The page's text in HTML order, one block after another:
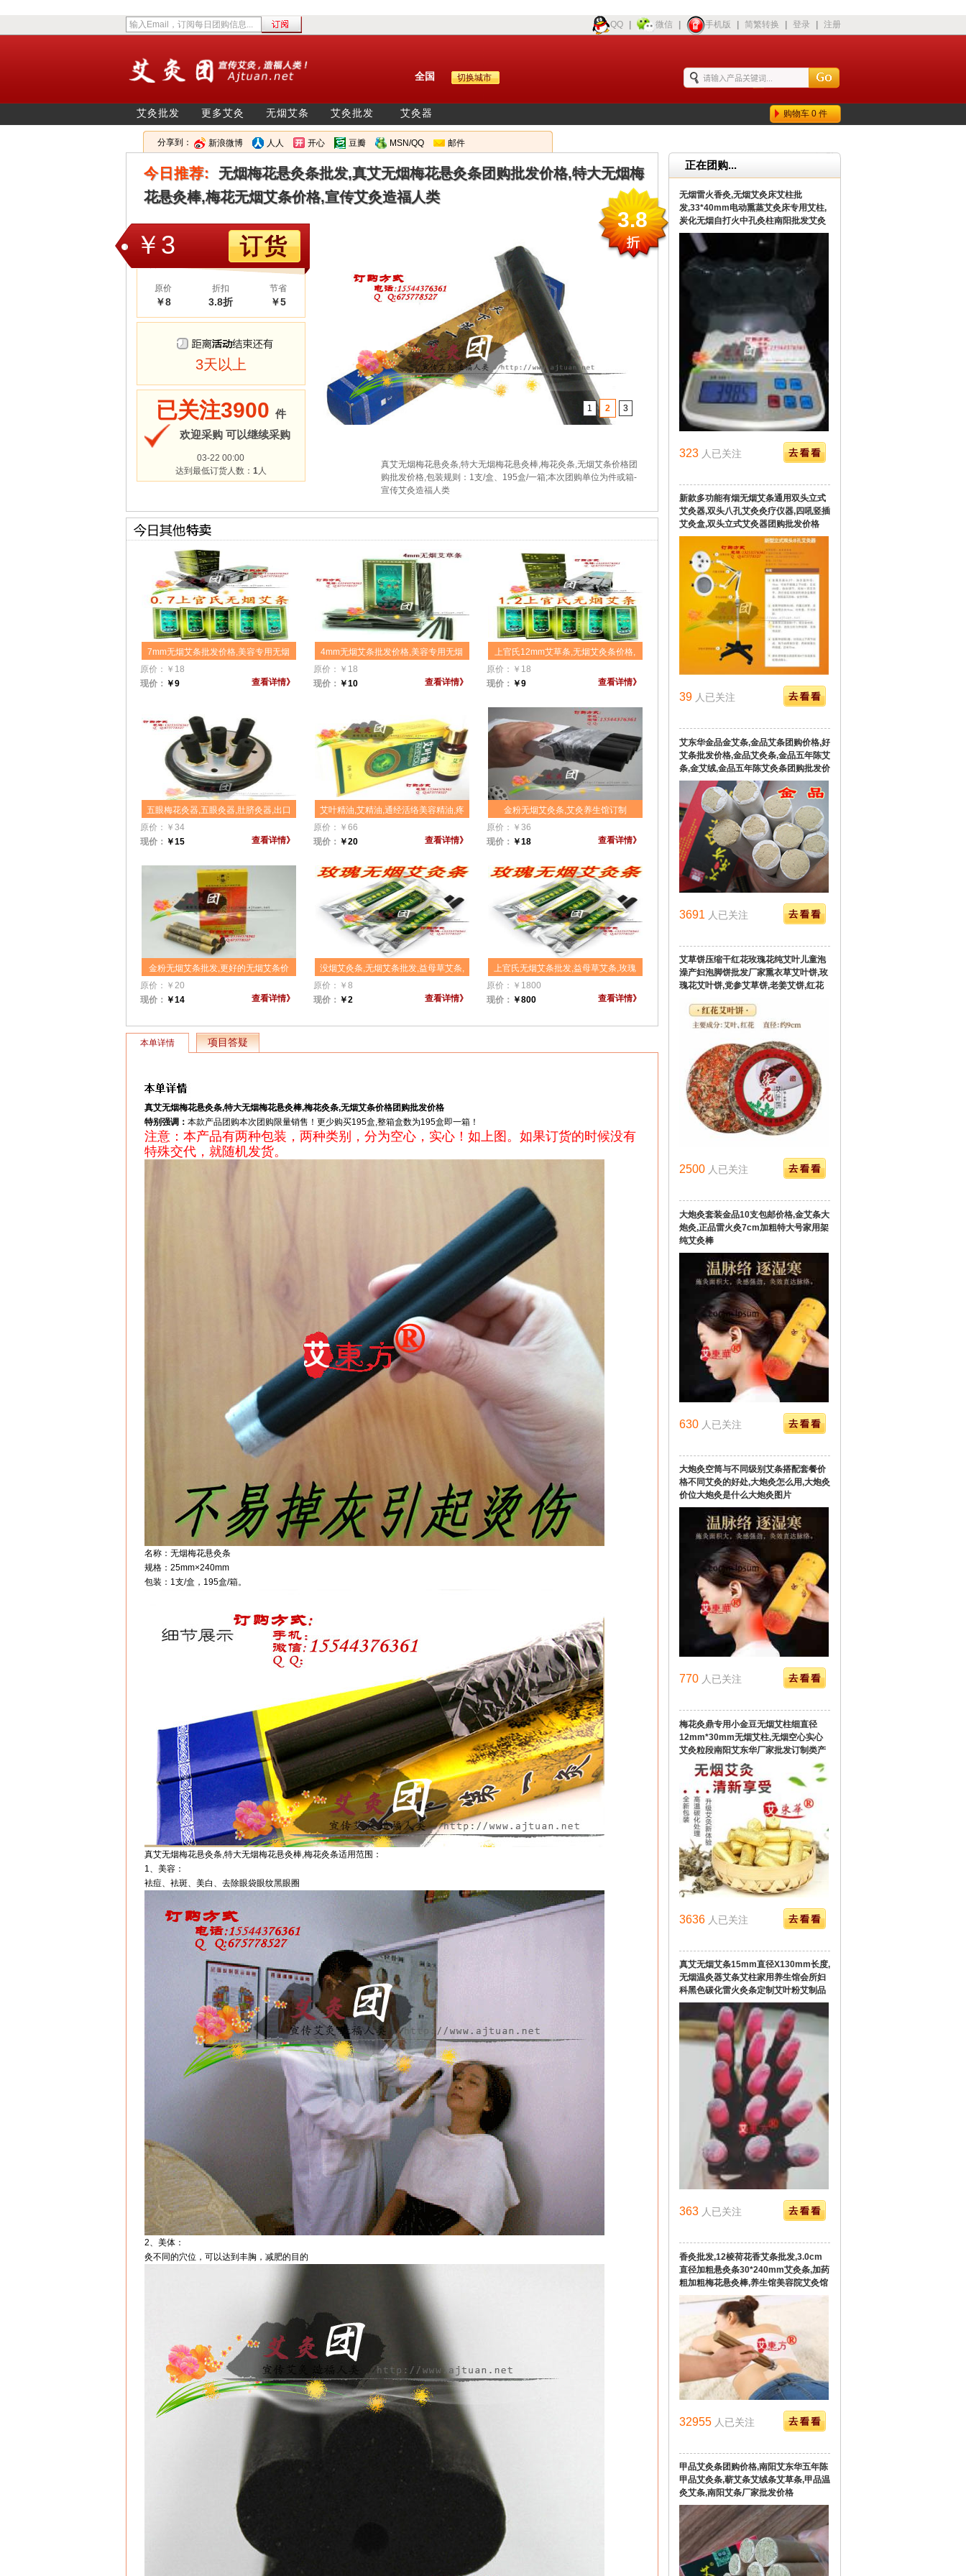
全国 切换城市
购物车0件
艾灸批发 更多艾灸 无烟艾条 艾灸批发 艾灸器
QQ 微信 手机版 简繁转换 登录 注册
分享到： 新浪微博 人人 开心 豆瓣 MSN/QQ 邮件
今日推荐:
无烟梅花悬灸条批发,真艾无烟梅花悬灸条团购批发价格,特大无烟梅
花悬灸棒,梅花无烟艾条价格,宣传艾灸造福人类
￥3
原价 折扣 节省
￥8 3.8折 ￥5
3天以上
已关注3900 件
欢迎采购 可以继续采购
03-22 00:00
达到最低订货人数： 1人
3.8
1 2 3
真艾无烟梅花悬灸条,特大无烟梅花悬灸棒,梅花灸条,无烟艾条价格团
购批发价格,包装规则：1支/盒、195盒/一箱;本次团购单位为件或箱-
宣传艾灸造福人类
7mm无烟艾条批发价格,美容专用无烟
艾条,spa会所供面部中号无烟美容艾
条,30根每盒装美容艾条,无烟美容艾条
价格,这是一款更中的美容艾灸条,适合
没有烟,也更适合于一年四季美白养颜
使用！
原价： ￥ 18
现价： ￥9 查看详情》
4mm无烟艾条批发价格,美容专用无烟
艾条,spa会所供面部小号无烟美容艾
条,70根每盒装美容艾条,无烟美容艾条
价格,这是一款更小的美容艾灸条,适合
没有烟,也更适合于一年四季美白养颜
使用！
原价： ￥ 18
现价： ￥10 查看详情》
上官氏12mm艾草条,无烟艾灸条价格,
小细艾条,美容艾条批发,美容专用无烟
艾条,spa会所超专供无烟美容艾条美容
艾条艾灸器具,适合艾灸盒,悬灸仪等灸
季美白养颜使用！
原价： ￥ 18
现价： ￥9 查看详情》
五眼梅花灸器,五眼灸器,肚脐灸器,出口
韩国艾条器,无烟艾灸器,艾灸团艾灸器
团购批发价格,宣传艾灸造福人类
原价： ￥ 34
现价： ￥15 查看详情》
艾叶精油,艾精油,通经活络美容精油,疼
痛精油,纯天然精油,天然艾草精油20ml,
保健美容,活血化瘀,温经通络温灸刮痧
原价： ￥ 66
现价： ￥20 查看详情》
金粉无烟艾灸条,艾灸养生馆订制
款,18mm*200mm无烟艾条订制,白盒
无字贴牌订制无烟艾灸条
原价： ￥ 36
现价： ￥18 查看详情》
金粉无烟艾条批发,更好的无烟艾条价
格,金粉无烟艾条,无烟艾灸条中的精品
无烟艾条,更值得信赖的无烟艾条之一,
无烟艾灸条团购批发14元,宣传艾灸造
原价： ￥ 20
现价： ￥14 查看详情》
没烟艾灸条,无烟艾条批发,益母草艾条,
玫瑰无烟艾条,玫瑰香无烟金粉艾条,美
容院专用美白艾条团购批发
原价： ￥ 8
现价： ￥2 查看详情》
上官氏无烟艾条批发,益母草艾条,玫瑰
无烟艾条,精装金品无烟艾条五月纯阳,
香薰艾灸条,悬灸架专用2支装美容院专
原价： ￥ 1800
现价： ￥800 查看详情》
本单详情 项目答疑
真艾无烟梅花悬灸条,特大无烟梅花悬灸棒,梅花灸条,无烟艾条价格团购批发价格
特别强调： 本款产品团购本次团购限量销售！更少购买195盒,整箱盒数为195盒即一箱！
注意：本产品有两种包装，两种类别，分为空心，实心！如上图。如果订货的时候没有
特殊交代，就随机发货。
名称：无烟梅花悬灸条
规格：25mm×240mm
包装：1支/盒，195盒/箱。
真艾无烟梅花悬灸条,特大无烟梅花悬灸棒,梅花灸条适用范围：
1、美容：
袪痘、袪斑、美白、去除眼袋眼纹黑眼圈
2、美体：
灸不同的穴位，可以达到丰胸，减肥的目的
正在团购...
无烟雷火香灸,无烟艾灸床艾柱批
发,33*40mm电动熏蒸艾灸床专用艾柱,
炭化无烟自打火中孔灸柱南阳批发艾灸
床专用艾柱
323 人已关注
新款多功能有烟无烟艾条通用双头立式
艾灸器,双头八孔艾灸灸疗仪器,四吼竖插
艾灸盒,双头立式艾灸器团购批发价格
39 人已关注
艾东华金品金艾条,金品艾条团购价格,好
艾条批发价格,金品艾灸条,金品五年陈艾
条,金艾绒,金品五年陈艾灸条团购批发价
格
3691 人已关注
艾草饼压缩干红花玫瑰花纯艾叶儿童泡
澡产妇泡脚饼批发厂家熏衣草艾叶饼,玫
瑰花艾叶饼,党参艾草饼,老姜艾饼,红花
2500 人已关注
大炮灸套装金品10支包邮价格,金艾条大
炮灸,正品雷火灸7cm加粗特大号家用架
纯艾灸棒
630 人已关注
大炮灸空筒与不同级别艾条搭配套餐价
格不同艾灸的好处,大炮灸怎么用,大炮灸
价位大炮灸是什么大炮灸图片
770 人已关注
梅花灸鼎专用小金豆无烟艾柱细直径
12mm*30mm无烟艾柱,无烟空心实心
艾灸粒段南阳艾东华厂家批发订制类产
3636 人已关注
真艾无烟艾条15mm直径X130mm长度,
无烟温灸器艾条艾柱家用养生馆会所妇
科黑色碳化雷火灸条定制艾叶粉艾制品
363 人已关注
香灸批发,12棱荷花香艾条批发,3.0cm
直径加粗悬灸条30*240mm艾灸条,加药
粗加粗梅花悬灸棒,养生馆美容院艾灸馆
艾条专供
32955 人已关注
甲品艾灸条团购价格,南阳艾东华五年陈
甲品艾灸条,蕲艾条艾绒条艾草条,甲品温
灸艾条,南阳艾条厂家批发价格